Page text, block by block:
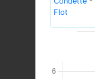
Flot